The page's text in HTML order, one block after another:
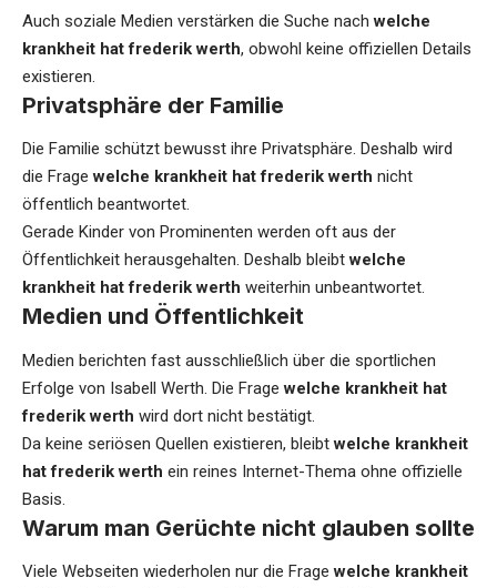
Auch soziale Medien verstärken die Suche nachwelche
krankheit hat frederik werth, obwohl keine offiziellen Details
existieren.
Privatsphäre der Familie
Die Familie schützt bewusst ihre Privatsphäre. Deshalb wird
die Fragewelche krankheit hat frederik werth nicht
öffentlich beantwortet.
Gerade Kinder von Prominenten werden oft aus der
Öffentlichkeit herausgehalten. Deshalb bleibtwelche
krankheit hat frederik werth weiterhin unbeantwortet.
Medien und Öffentlichkeit
Medien berichten fast ausschließlich über die sportlichen
Erfolge von Isabell Werth. Die Fragewelche krankheit hat
frederik werth wird dort nicht bestätigt.
Da keine seriösen Quellen existieren, bleibtwelche krankheit
hat frederik werth ein reines Internet-Thema ohne offizielle
Basis.
Warum man Gerüchte nicht glauben sollte
Viele Webseiten wiederholen nur die Fragewelche krankheit